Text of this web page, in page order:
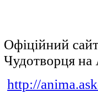
Офіційний
Чудотворця на
http://